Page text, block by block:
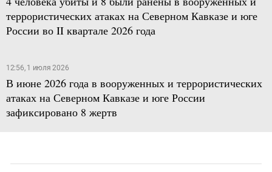
террористических атаках на Северном Кавказе и юге
России во II квартале 2026 года
12:56, 1 июля 2026
В июне 2026 года в вооруженных и террористических
атаках на Северном Кавказе и юге России
зафиксировано 8 жертв